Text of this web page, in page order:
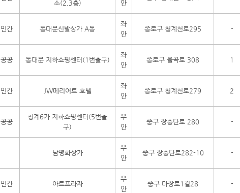
소(2,3층)
안
민간 동대문신발상가 A동
좌
안
종로구 청계천로295 -
공공 동대문 지하쇼핑센터(1번출구)
좌
안
종로구 율곡로 308 1
민간 JW메리어트 호텔
좌
안
종로구 청계천로279 2
공공
청계6가 지하쇼핑센터(5번출
구)
우
안
중구 장충단로 280 -
남평화상가
우
안
중구 장충단로282-10 -
민간 아트프라자
우
안
중구 마장로1길28 -